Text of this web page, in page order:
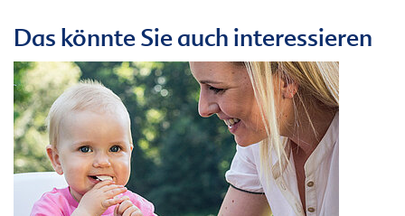
Das könnte Sie auch interessieren